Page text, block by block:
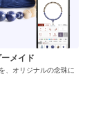
メイド
、オリジナルの念珠に